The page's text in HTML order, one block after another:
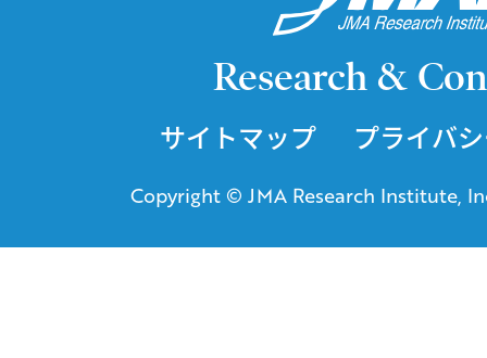
Research &
サイトマップ プライバ
Copyright © JMA Research Institute,